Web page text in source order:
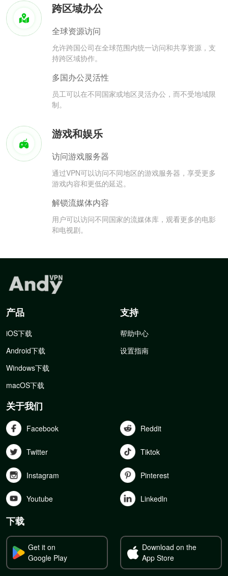
跨区域办公
全球资源访问
允许跨国公司在全球范围内统一访问和共享资源，支
持跨区域协作。
多国办公灵活性
员工可以在不同国家或地区灵活办公，而不受地域限
制。
游戏和娱乐
访问游戏服务器
通过VPN可以访问不同地区的游戏服务器，享受更多
游戏内容和更低的延迟。
解锁流媒体内容
用户可以访问不同国家的流媒体库，观看更多的电影
和电视剧。
产品
iOS下载
Android下载
Windows下载
macOS下载
支持
帮助中心
设置指南
关于我们
Facebook Reddit
Twitter Tiktok
Instagram Pinterest
Youtube Linkedln
下载
Get it on
Google Play
Download on the
App Store